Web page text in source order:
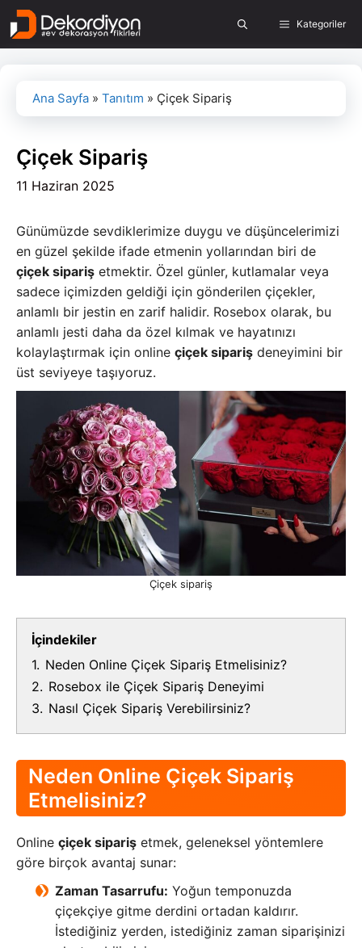
İçeriğe
atla
Kategoriler
Ana Sayfa » Tanıtım » Çiçek Sipariş
Çiçek Sipariş
11 Haziran 2025
Günümüzde sevdiklerimize duygu ve düşüncelerimizi
en güzel şekilde ifade etmenin yollarından biri de
çiçek sipariş etmektir. Özel günler, kutlamalar veya
sadece içimizden geldiği için gönderilen çiçekler,
anlamlı bir jestin en zarif halidir. Rosebox olarak, bu
anlamlı jesti daha da özel kılmak ve hayatınızı
kolaylaştırmak için online çiçek sipariş deneyimini bir
üst seviyeye taşıyoruz.
Çiçek sipariş
İçindekiler
1. Neden Online Çiçek Sipariş Etmelisiniz?
2. Rosebox ile Çiçek Sipariş Deneyimi
3. Nasıl Çiçek Sipariş Verebilirsiniz?
Neden Online Çiçek Sipariş
Etmelisiniz?
Online çiçek sipariş etmek, geleneksel yöntemlere
göre birçok avantaj sunar:
Zaman Tasarrufu: Yoğun temponuzda
çiçekçiye gitme derdini ortadan kaldırır.
İstediğiniz yerden, istediğiniz zaman siparişinizi